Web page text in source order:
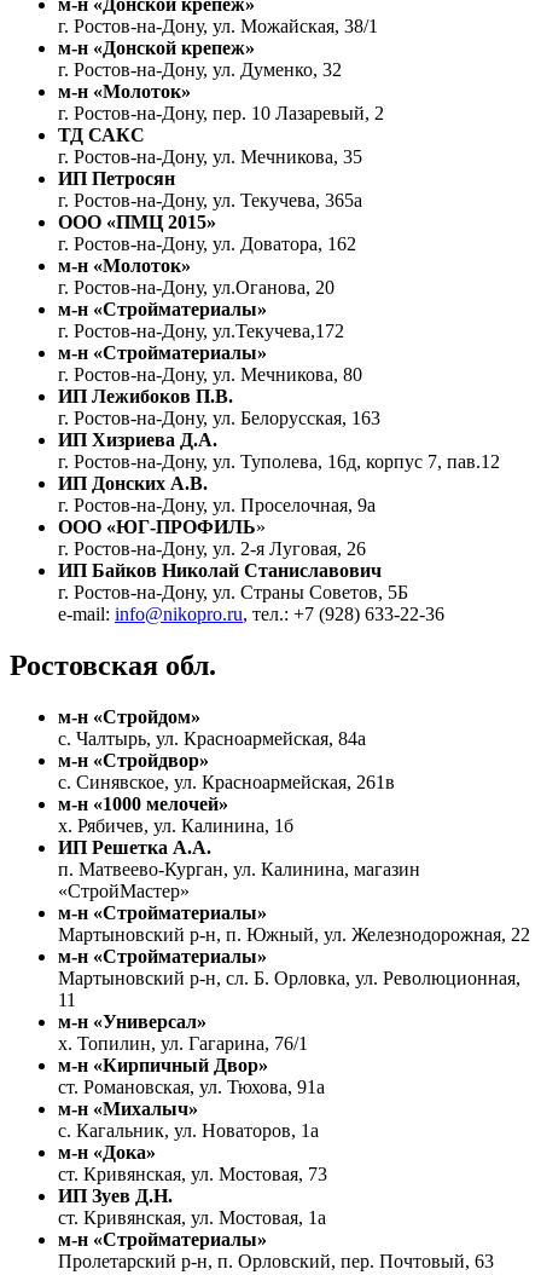
м-н «Донской крепеж»
г. Ростов-на-Дону, ул. Можайская, 38/1
м-н «Донской крепеж»
г. Ростов-на-Дону, ул. Думенко, 32
м-н «Молоток»
г. Ростов-на-Дону, пер. 10 Лазаревый, 2
ТД САКС
г. Ростов-на-Дону, ул. Мечникова, 35
ИП Петросян
г. Ростов-на-Дону, ул. Текучева, 365а
ООО «ПМЦ 2015»
г. Ростов-на-Дону, ул. Доватора, 162
м-н «Молоток»
г. Ростов-на-Дону, ул.Оганова, 20
м-н «Стройматериалы»
г. Ростов-на-Дону, ул.Текучева,172
м-н «Стройматериалы»
г. Ростов-на-Дону, ул. Мечникова, 80
ИП Лежибоков П.В.
г. Ростов-на-Дону, ул. Белорусская, 163
ИП Хизриева Д.А.
г. Ростов-на-Дону, ул. Туполева, 16д, корпус 7, пав.12
ИП Донских А.В.
г. Ростов-на-Дону, ул. Проселочная, 9а
ООО «ЮГ-ПРОФИЛЬ»
г. Ростов-на-Дону, ул. 2-я Луговая, 26
ИП Байков Николай Станиславович
г. Ростов-на-Дону, ул. Страны Советов, 5Б
e-mail: info@nikopro.ru, тел.: +7 (928) 633-22-36
Ростовская обл.
м-н «Стройдом»
с. Чалтырь, ул. Красноармейская, 84а
м-н «Стройдвор»
с. Синявское, ул. Красноармейская, 261в
м-н «1000 мелочей»
х. Рябичев, ул. Калинина, 1б
ИП Решетка А.А.
п. Матвеево-Курган, ул. Калинина, магазин
«СтройМастер»
м-н «Стройматериалы»
Мартыновский р-н, п. Южный, ул. Железнодорожная, 22
м-н «Стройматериалы»
Мартыновский р-н, сл. Б. Орловка, ул. Революционная,
11
м-н «Универсал»
х. Топилин, ул. Гагарина, 76/1
м-н «Кирпичный Двор»
ст. Романовская, ул. Тюхова, 91а
м-н «Михалыч»
с. Кагальник, ул. Новаторов, 1а
м-н «Дока»
ст. Кривянская, ул. Мостовая, 73
ИП Зуев Д.Н.
ст. Кривянская, ул. Мостовая, 1а
м-н «Стройматериалы»
Пролетарский р-н, п. Орловский, пер. Почтовый, 63